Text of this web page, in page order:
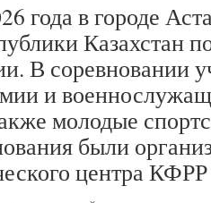
года в городе
Казахстан
В соревновании
и
молодые
были
центра